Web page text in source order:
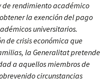
de rendimiento académico
la exención del pago
universitarios.
de crisis económica que
la Generalitat pretende
a aquellos miembros de
circunstancias